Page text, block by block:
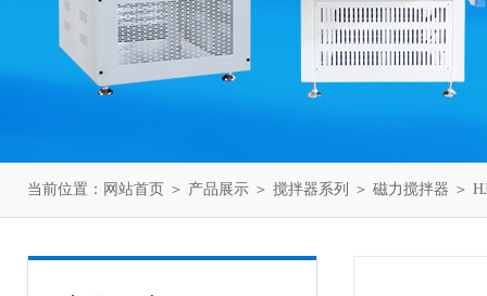
当前位置： 网站首页 ＞ 产品展示 ＞ 搅拌器系列 ＞ 磁力搅拌器 ＞